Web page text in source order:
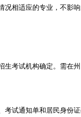
相适应的专业，不影响
考试机构确定。需在州
试通知单和居民身份证